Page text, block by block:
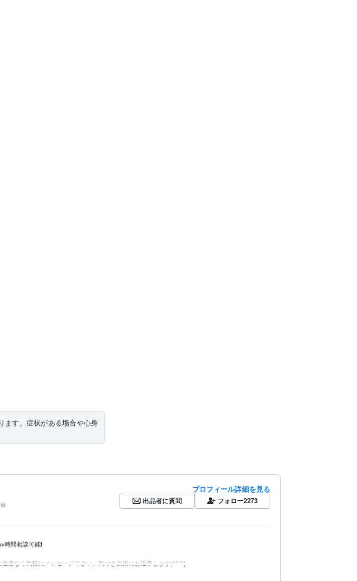
ます。症状がある場合や心身
プロフィール詳細を見る
出品者に質問 フォロー2273
間相談可能❗️
なく気軽にメッセージ下さい。気づき次第にお返事します(*^^*)